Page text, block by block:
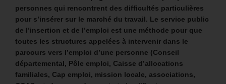
personnes qui rencontrent des difficultés particulières
pour s’insérer sur le marché du travail. Le service public
de l’insertion et de l’emploi est une méthode pour que
toutes les structures appelées à intervenir dans le
parcours vers l’emploi d’une personne (Conseil
départemental, Pôle emploi, Caisse d’allocations
familiales, Cap emploi, mission locale, associations,